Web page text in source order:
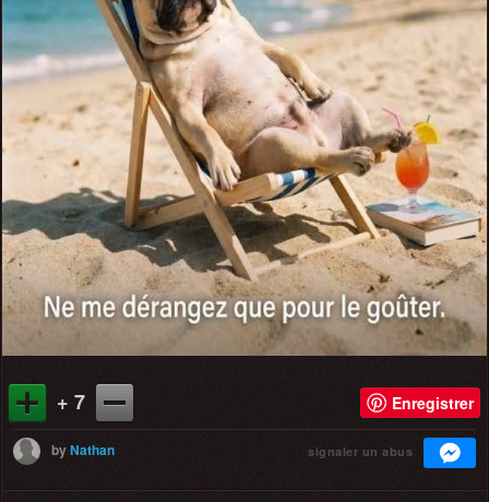
+ 7 Enregistrer
byNathan signaler un abus